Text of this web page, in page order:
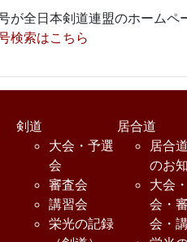
が全日本剣道連盟のホームペ
検索はこちら
剣道
大会・予選
会
審査会
講習会
栄光の記録
居合道
居合
のお
大会
会・
会・